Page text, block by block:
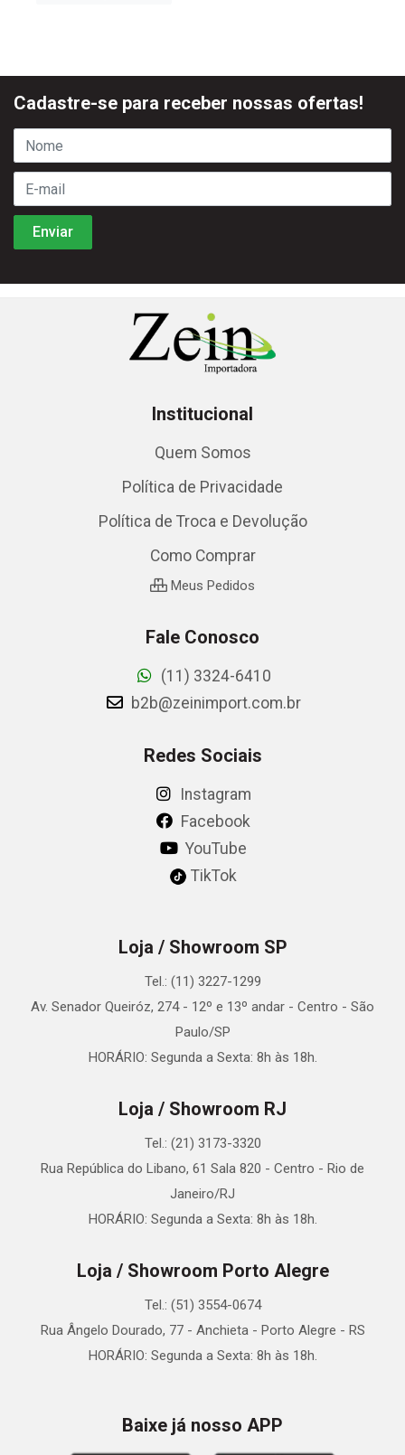
Cadastre-se para receber nossas ofertas!
Institucional
Quem Somos
Política de Privacidade
Política de Troca e Devolução
Como Comprar
Meus Pedidos
Fale Conosco
(11) 3324-6410
b2b@zeinimport.com.br
Redes Sociais
Instagram
Facebook
YouTube
TikTok
Loja / Showroom SP
Tel.: (11) 3227-1299
Av. Senador Queiróz, 274 - 12º e 13º andar - Centro - São
Paulo/SP
HORÁRIO: Segunda a Sexta: 8h às 18h.
Loja / Showroom RJ
Tel.: (21) 3173-3320
Rua República do Libano, 61 Sala 820 - Centro - Rio de
Janeiro/RJ
HORÁRIO: Segunda a Sexta: 8h às 18h.
Loja / Showroom Porto Alegre
Tel.: (51) 3554-0674
Rua Ângelo Dourado, 77 - Anchieta - Porto Alegre - RS
HORÁRIO: Segunda a Sexta: 8h às 18h.
Baixe já nosso APP